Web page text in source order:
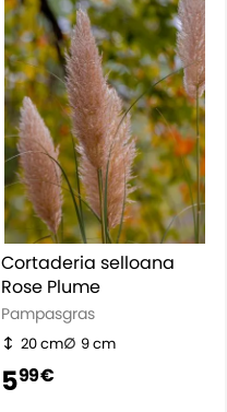
Cortaderia selloana
Rose Plume
Pampasgras
20 cm 9 cm
599 €